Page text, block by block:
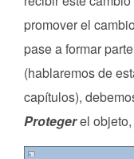
promover el
pase a formar
(hablaremos de
capítulos),
Protegerel objeto,